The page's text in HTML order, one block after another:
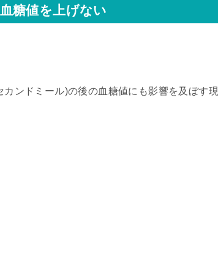
糖値を上げない
ンドミール)の後の血糖値にも影響を及ぼす現